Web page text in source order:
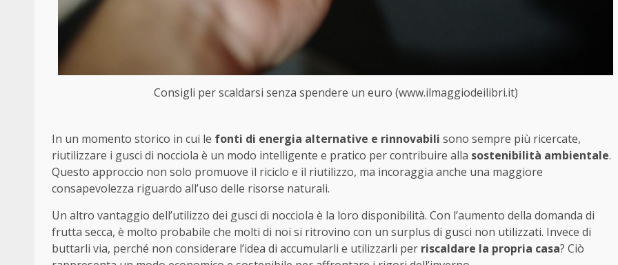
Consigli per scaldarsi senza spendere un euro (www.ilmaggiodeilibri.it)
In un momento storico in cui le fonti di energia alternative e rinnovabili sono sempre più ricercate,
riutilizzare i gusci di nocciola è un modo intelligente e pratico per contribuire alla sostenibilità ambientale.
Questo approccio non solo promuove il riciclo e il riutilizzo, ma incoraggia anche una maggiore
consapevolezza riguardo all’uso delle risorse naturali.
Un altro vantaggio dell’utilizzo dei gusci di nocciola è la loro disponibilità. Con l’aumento della domanda di
frutta secca, è molto probabile che molti di noi si ritrovino con un surplus di gusci non utilizzati. Invece di
buttarli via, perché non considerare l’idea di accumularli e utilizzarli per riscaldare la propria casa? Ciò